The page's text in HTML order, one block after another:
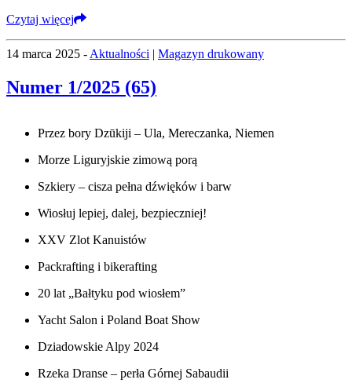
Czytaj więcej
14 marca 2025 - Aktualności | Magazyn drukowany
Numer 1/2025 (65)
Przez bory Dzūkiji – Ula, Mereczanka, Niemen
Morze Liguryjskie zimową porą
Szkiery – cisza pełna dźwięków i barw
Wiosłuj lepiej, dalej, bezpieczniej!
XXV Zlot Kanuistów
Packrafting i bikerafting
20 lat „Bałtyku pod wiosłem”
Yacht Salon i Poland Boat Show
Dziadowskie Alpy 2024
Rzeka Dranse – perła Górnej Sabaudii